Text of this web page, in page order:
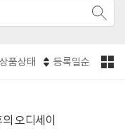
상품상태 등록일순
오디세이